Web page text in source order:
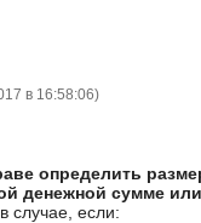
в 16:58:06)
определить
денежной сумме
в случае, если: